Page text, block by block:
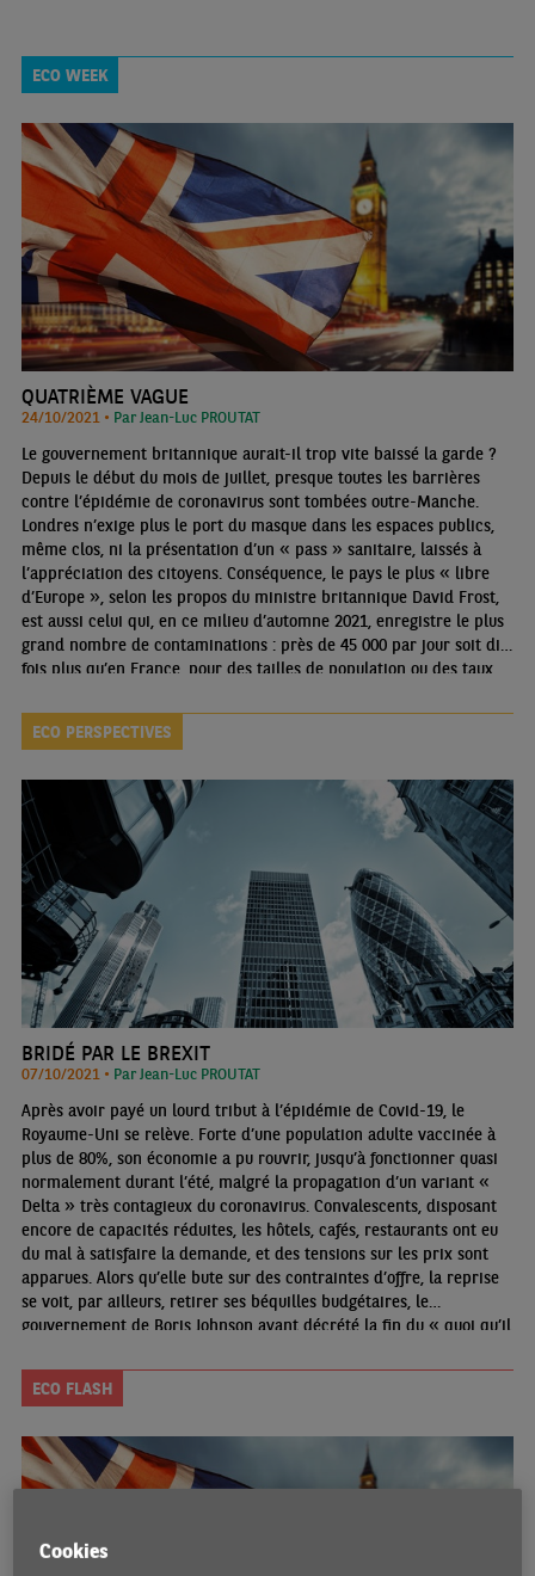
ECO WEEK
QUATRIÈME VAGUE
24/10/2021 • Par Jean-Luc PROUTAT
Le gouvernement britannique aurait-il trop vite baissé la garde ?
Depuis le début du mois de juillet, presque toutes les barrières
contre l’épidémie de coronavirus sont tombées outre-Manche.
Londres n’exige plus le port du masque dans les espaces publics,
même clos, ni la présentation d’un « pass » sanitaire, laissés à
l’appréciation des citoyens. Conséquence, le pays le plus « libre
d’Europe », selon les propos du ministre britannique David Frost,
est aussi celui qui, en ce milieu d’automne 2021, enregistre le plus
grand nombre de contaminations : près de 45 000 par jour soit dix
fois plus qu’en France, pour des tailles de population ou des taux
ECO PERSPECTIVES
BRIDÉ PAR LE BREXIT
07/10/2021 • Par Jean-Luc PROUTAT
Après avoir payé un lourd tribut à l’épidémie de Covid-19, le
Royaume-Uni se relève. Forte d’une population adulte vaccinée à
plus de 80%, son économie a pu rouvrir, jusqu’à fonctionner quasi
normalement durant l’été, malgré la propagation d’un variant «
Delta » très contagieux du coronavirus. Convalescents, disposant
encore de capacités réduites, les hôtels, cafés, restaurants ont eu
du mal à satisfaire la demande, et des tensions sur les prix sont
apparues. Alors qu’elle bute sur des contraintes d’offre, la reprise
se voit, par ailleurs, retirer ses béquilles budgétaires, le
gouvernement de Boris Johnson ayant décrété la fin du « quoi qu’il
conséquent s’assagir quelque peu.
ECO FLASH
Cookies